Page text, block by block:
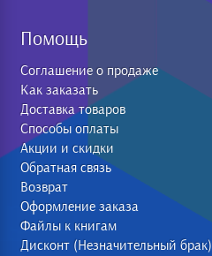
Помощь
Соглашение о продаже
Как заказать
Доставка товаров
Способы оплаты
Акции и скидки
Обратная связь
Возврат
Оформление заказа
Файлы к книгам
Дисконт (Незначительный брак)